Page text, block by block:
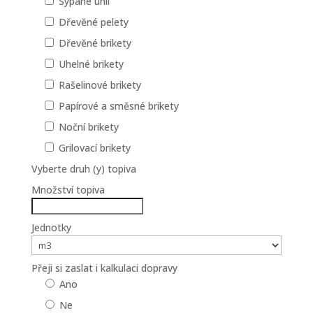
Dřevěné pelety
Dřevěné brikety
Uhelné brikety
Rašelinové brikety
Papírové a směsné brikety
Noční brikety
Grilovací brikety
Vyberte druh (y) topiva
Množství topiva
Jednotky
Přeji si zaslat i kalkulaci dopravy
Ano
Ne